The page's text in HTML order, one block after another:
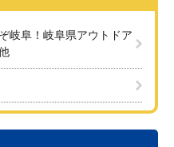
岐阜！岐阜県アウトドア